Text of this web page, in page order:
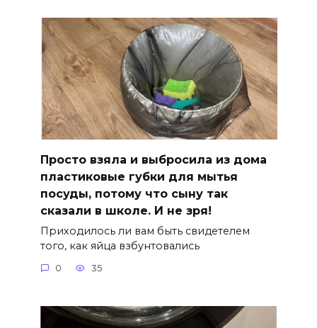
Просто взяла и выбросила из дома
пластиковые губки для мытья
посуды, потому что сыну так
сказали в школе. И не зря!
Приходилось ли вам быть свидетелем
того, как яйца взбунтовались
0 35